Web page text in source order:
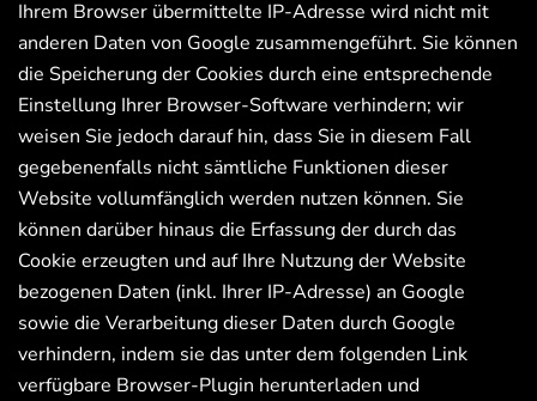
Ihrem Browser übermittelte IP-Adresse wird nicht mit
anderen Daten von Google zusammengeführt. Sie können
die Speicherung der Cookies durch eine entsprechende
Einstellung Ihrer Browser-Software verhindern; wir
weisen Sie jedoch darauf hin, dass Sie in diesem Fall
gegebenenfalls nicht sämtliche Funktionen dieser
Website vollumfänglich werden nutzen können. Sie
können darüber hinaus die Erfassung der durch das
Cookie erzeugten und auf Ihre Nutzung der Website
bezogenen Daten (inkl. Ihrer IP-Adresse) an Google
sowie die Verarbeitung dieser Daten durch Google
verhindern, indem sie das unter dem folgenden Link
verfügbare Browser-Plugin herunterladen und